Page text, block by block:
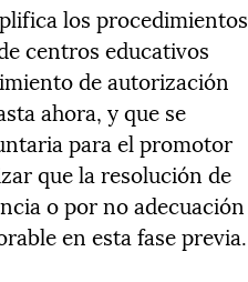
los procedimientos
centros educativos
de autorización
ahora, y que se
para el promotor
que la resolución de
o por no adecuación
en esta fase previa.